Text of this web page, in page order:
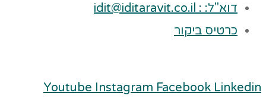
דוא"ל: : idit@iditaravit.co.il
כרטיס ביקור
Youtube Instagram Facebook Linkedin